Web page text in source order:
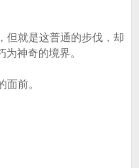
就是这普通的步伐，却
神奇的境界。
前。